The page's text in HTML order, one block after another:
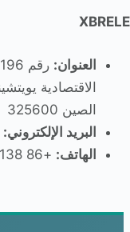
XBRELE
العنوان:
الاقتصادية
الصين 325600
البريد الإلكتروني:
الهاتف: +86 138 1977 6763